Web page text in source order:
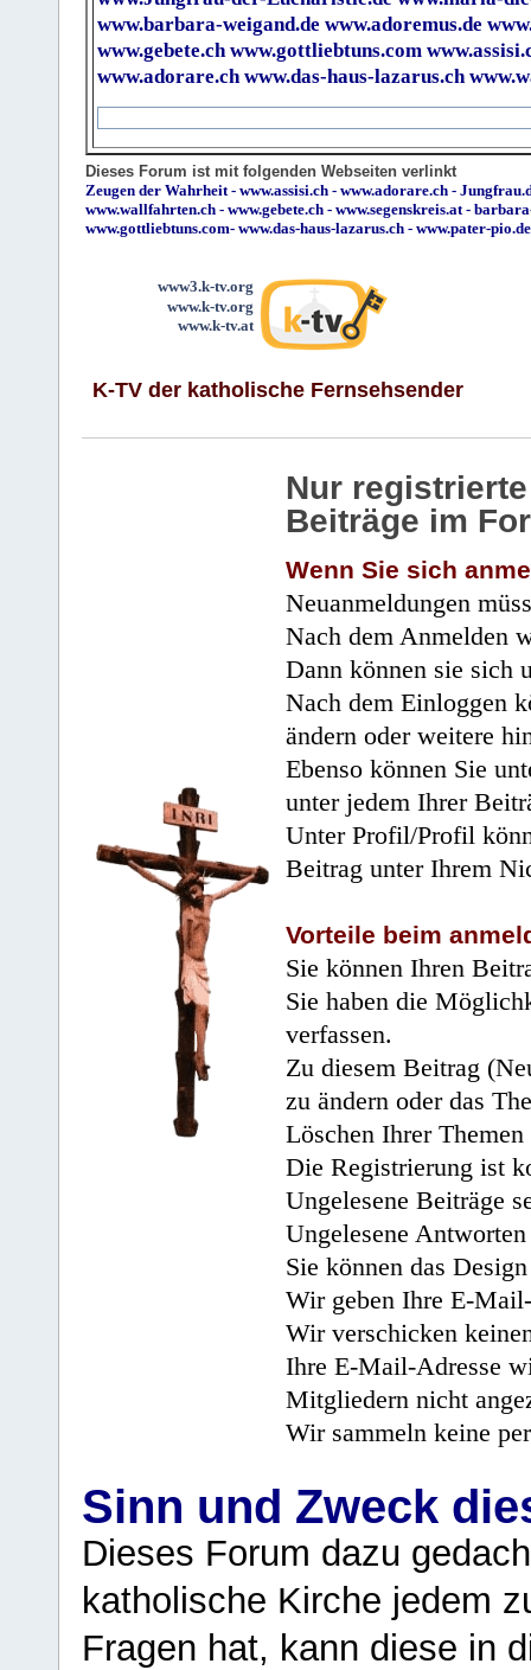
www.barbara-weigand.de www.adoremus.de
www.gebete.ch www.gottliebtuns.com
www.adorare.ch www.das-haus-lazarus.ch
Dieses Forum ist mit folgenden Webseiten verlinkt
Zeugen der Wahrheit- www.assisi.ch - www.adorare.ch -
www.wallfahrten.ch - www.gebete.ch - www.segenskreis.at-
www.gottliebtuns.com- www.das-haus-lazarus.ch - www.pater-pio.de
www3.k-tv.org
www.k-tv.org
www.k-tv.at
K-TV der katholische Fernsehsender
Nur
Beiträge im
Wenn Sie sich
Neuanmeldungen
Nach dem Anmelden
Dann können sie sich
Nach dem Einloggen
ändern oder weitere
Ebenso können Sie
unter jedem Ihrer
Unter Profil/Profil
Beitrag unter Ihrem
Vorteile beim
Sie können Ihren
Sie haben die
verfassen.
Zu diesem Beitrag
zu ändern oder das
Löschen Ihrer
Die Registrierung ist
Ungelesene Beiträge
Ungelesene
Sie können das
Wir geben Ihre E-
Wir verschicken
Ihre E-Mail-Adresse
Mitgliedern nicht
Wir sammeln keine
Sinn und Zweck
Dieses Forum dazu
katholische Kirche jedem
Fragen hat, kann diese in